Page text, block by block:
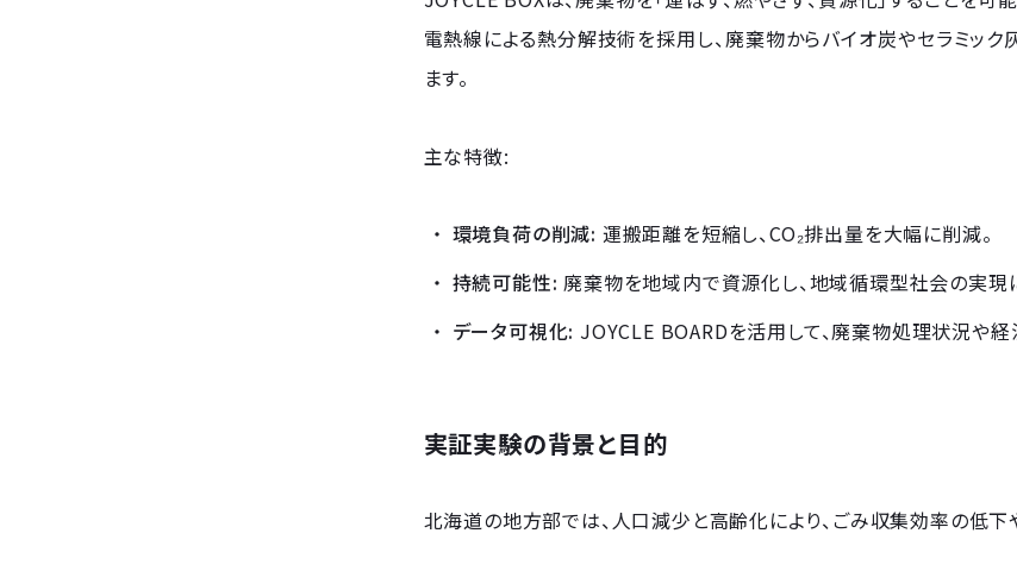
電熱線による熱分解技術を採用し、廃棄物からバイオ炭やセラミッ
ます。
主な特徴:
環境負荷の削減: 運搬距離を短縮し、CO₂排出量を大幅に削減。
持続可能性:廃棄物を地域内で資源化し、地域循環型社会の実現
データ可視化: JOYCLE BOARDを活用して、廃棄物処理状況や経
実証実験の背景と目的
北海道の地方部では、人口減少と高齢化により、ごみ収集効率の低